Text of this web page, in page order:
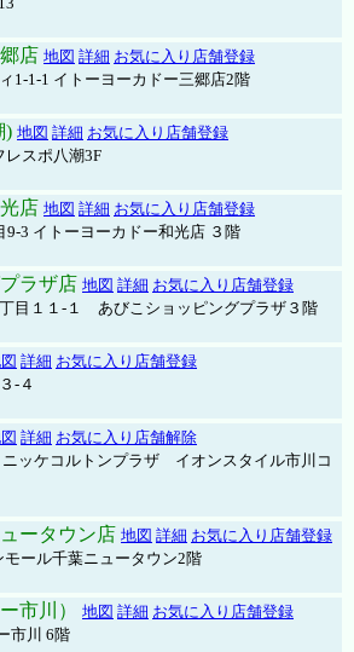
店 地図 詳細 お気に入り店舗登録
1-1-1 イトーヨーカドー三郷店2階
) 地図 詳細 お気に入り店舗登録
レスポ八潮3F
店 地図 詳細 お気に入り店舗登録
3 イトーヨーカドー和光店 ３階
ラザ店 地図 詳細 お気に入り店舗登録
目１１-１ あびこショッピングプラザ３階
詳細 お気に入り店舗登録
-４
詳細 お気に入り店舗解除
ッケコルトンプラザ イオンスタイル市川コ
ータウン店 地図 詳細 お気に入り店舗登録
ール千葉ニュータウン2階
市川） 地図 詳細 お気に入り店舗登録
市川 6階